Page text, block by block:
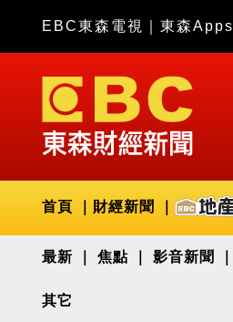
EBC東森電視 東森Apps
首頁 財經新聞
最新 焦點 影音新聞
其它